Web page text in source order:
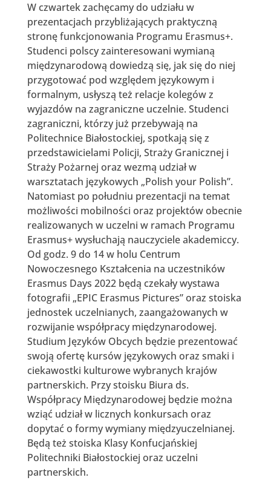
W czwartek zachęcamy do udziału w
prezentacjach przybliżających praktyczną
stronę funkcjonowania Programu Erasmus+.
Studenci polscy zainteresowani wymianą
międzynarodową dowiedzą się, jak się do niej
przygotować pod względem językowym i
formalnym, usłyszą też relacje kolegów z
wyjazdów na zagraniczne uczelnie. Studenci
zagraniczni, którzy już przebywają na
Politechnice Białostockiej, spotkają się z
przedstawicielami Policji, Straży Granicznej i
Straży Pożarnej oraz wezmą udział w
warsztatach językowych „Polish your Polish”.
Natomiast po południu prezentacji na temat
możliwości mobilności oraz projektów obecnie
realizowanych w uczelni w ramach Programu
Erasmus+ wysłuchają nauczyciele akademiccy.
Od godz. 9 do 14 w holu Centrum
Nowoczesnego Kształcenia na uczestników
Erasmus Days 2022 będą czekały wystawa
fotografii „EPIC Erasmus Pictures” oraz stoiska
jednostek uczelnianych, zaangażowanych w
rozwijanie współpracy międzynarodowej.
Studium Języków Obcych będzie prezentować
swoją ofertę kursów językowych oraz smaki i
ciekawostki kulturowe wybranych krajów
partnerskich. Przy stoisku Biura ds.
Współpracy Międzynarodowej będzie można
wziąć udział w licznych konkursach oraz
dopytać o formy wymiany międzyuczelnianej.
Będą też stoiska Klasy Konfucjańskiej
Politechniki Białostockiej oraz uczelni
partnerskich.